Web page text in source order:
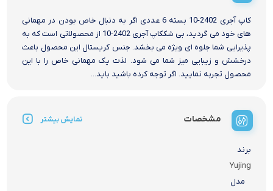
کاپ آجری 2402-10 بسته 6 عددی اگر به دنبال خاص بودن در مهمانی
های خود می گردید، بی شککاپ آجری 2402-10 از محصولاتی است که به
پذیرایی شما جلوه ای ویژه می بخشد. جنس کریستال این محصول باعث
درخشش و زیبایی میز شما می شود. لذت یک مهمانی خاص را با این
محصول تجربه نمایید. اگر توجه کرده باشید باید...
مشخصات نمایش بیشتر
برند
Yujing
مدل